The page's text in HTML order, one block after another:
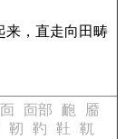
来，直走向田畴
靣 靣部 靤
靥
靭 靮 靯
靰